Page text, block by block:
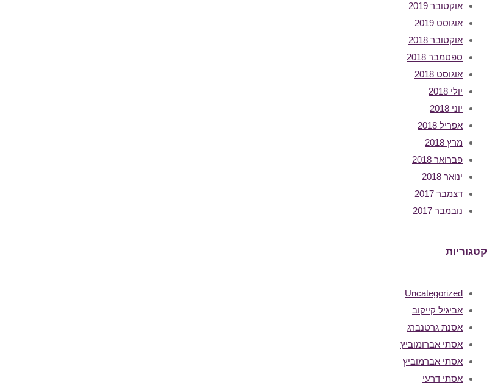
אוקטובר 2019
אוגוסט 2019
אוקטובר 2018
ספטמבר 2018
אוגוסט 2018
יולי 2018
יוני 2018
אפריל 2018
מרץ 2018
פברואר 2018
ינואר 2018
דצמבר 2017
נובמבר 2017
קטגוריות
Uncategorized
אביגיל קייקוב
אסנת גרטנברג
אסתי אברומוביץ
אסתי אברמוביץ
אסתי דרעי